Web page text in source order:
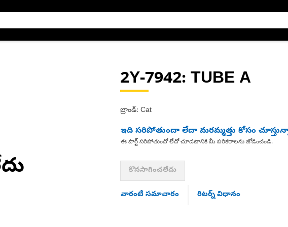
2Y-7942: TUBE A
బ్రాండ్: Cat
ఇది సరిపోతుందా లేదా మరమ్మత్తు కోసం
ఈ పార్ట్ సరిపోతుందో లేదో చూడటానికి మీ పరికరాలను జోడించండి.
కొనసాగించలేదు
వారంటీ సమాచారం రిటర్న్ విధానం